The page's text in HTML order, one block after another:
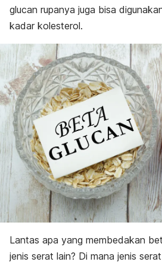
glucan rupanya juga bisa
kadar kolesterol.
Lantas apa yang membedakan
jenis serat lain? Di mana jenis